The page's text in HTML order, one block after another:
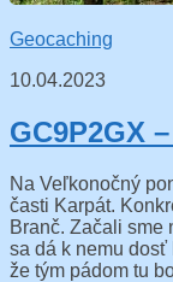
Geocaching
10.04.2023
GC9P2GX
Na Veľkonočný
časti Karpát.
Branč. Začali sme
sa dá k nemu
že tým pádom tu